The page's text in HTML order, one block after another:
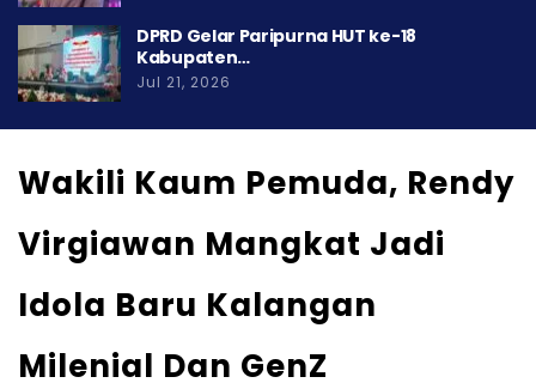
DPRD Gelar Paripurna HUT ke-18
Kabupaten…
Jul 21, 2026
Wakili Kaum Pemuda, Rendy
Virgiawan Mangkat Jadi
Idola Baru Kalangan
Milenial Dan GenZ